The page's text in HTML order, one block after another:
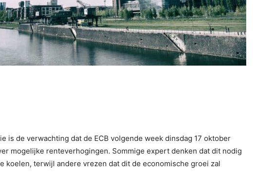
is de verwachting dat de ECB volgende week dinsdag 17 oktober
mogelijke renteverhogingen. Sommige expert denken dat dit nodig
koelen, terwijl andere vrezen dat dit de economische groei zal